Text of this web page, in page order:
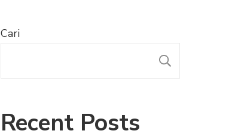
Cari
Recent Posts